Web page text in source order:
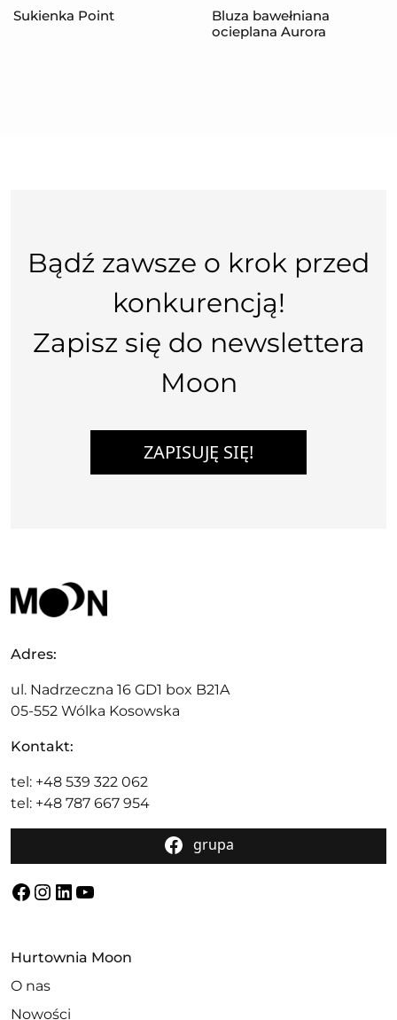
Sukienka Point
Bluza bawełniana
ocieplana Aurora
Bądź zawsze o krok przed
konkurencją!
Zapisz się do newslettera
Moon
ZAPISUJĘ SIĘ!
Adres:
ul. Nadrzeczna 16 GD1 box B21A
05-552 Wólka Kosowska
Kontakt:
tel: +48 539 322 062
tel: +48 787 667 954
grupa
Facebook
Instagram
LinkedIn
YouTube
Hurtownia Moon
O nas
Nowości